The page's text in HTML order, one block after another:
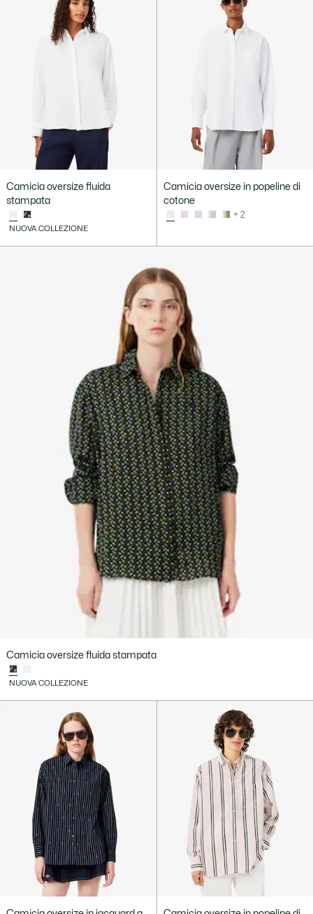
Camicia oversize fluida
stampata
NUOVA COLLEZIONE
Camicia oversize in popeline di
cotone
+ 2
Camicia oversize fluida stampata
NUOVA COLLEZIONE